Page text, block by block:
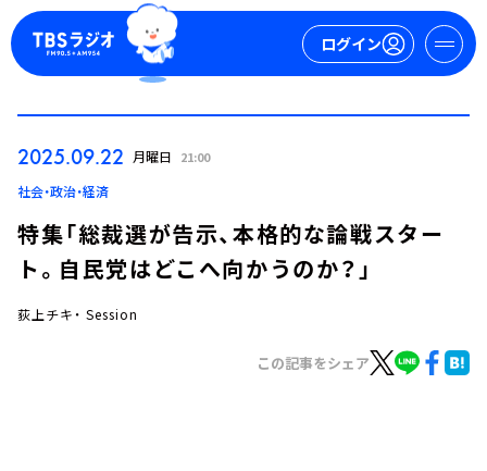
ログイン
2025.09.22 月曜日 21:00
社会・政治・経済
特集「総裁選が告示、本格的な論戦スター
ト。自民党はどこへ向かうのか？」
荻上チキ・ Session
この記事をシェア